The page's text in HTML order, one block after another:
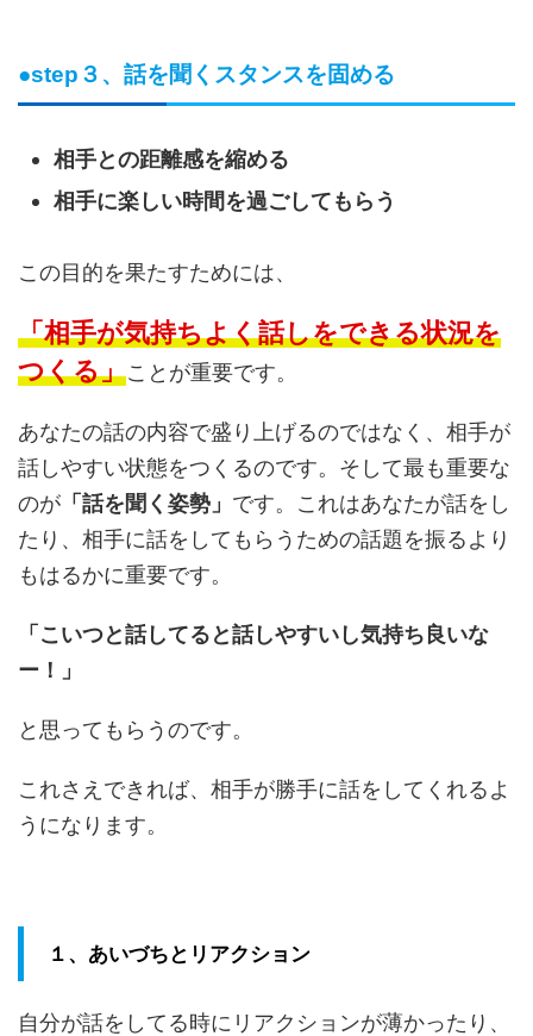
●step３、話を聞くスタンスを固める
相手との距離感を縮める
相手に楽しい時間を過ごしてもらう
この目的を果たすためには、
「相手が気持ちよく話しをできる状況を
つくる」ことが重要です。
あなたの話の内容で盛り上げるのではなく、相手が
話しやすい状態をつくるのです。そして最も重要な
のが 「話を聞く姿勢」 です。これはあなたが話をし
たり、相手に話をしてもらうための話題を振るより
もはるかに重要です。
「こいつと話してると話しやすいし気持ち良いな
ー！」
と思ってもらうのです。
これさえできれば、相手が勝手に話をしてくれるよ
うになります。
１、あいづちとリアクション
自分が話をしてる時にリアクションが薄かったり、